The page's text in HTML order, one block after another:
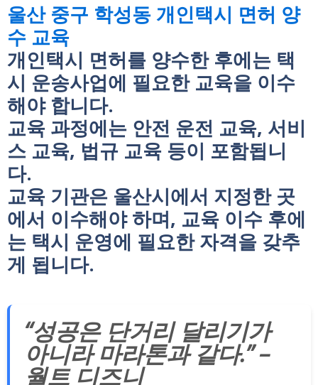
울산 중구 학성동 개인택시 면허 양
수 교육
개인택시 면허를 양수한 후에는 택
시 운송사업에 필요한 교육을 이수
해야 합니다.
교육 과정에는 안전 운전 교육, 서비
스 교육, 법규 교육 등이 포함됩니
다.
교육 기관은 울산시에서 지정한 곳
에서 이수해야 하며, 교육 이수 후에
는 택시 운영에 필요한 자격을 갖추
게 됩니다.
“성공은 단거리 달리기가
아니라 마라톤과 같다.” –
월트 디즈니